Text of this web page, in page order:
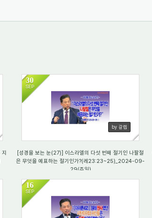
지
30
SEP
by 갈렙
2223
[성경을 보는 눈(27)] 이스라엘의 다섯 번째 절기인 나팔절
은 무엇을 예표하는 절기인가?(레23:23~25)_2024-09-
29(주일)
16
SEP
2875